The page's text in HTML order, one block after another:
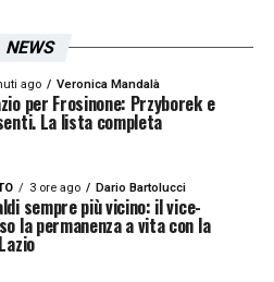
NEWS
ago Veronica Mandalà
per Frosinone: Przyborek e
La lista completa
3 ore ago Dario Bartolucci
sempre più vicino: il vice-
la permanenza a vita con la